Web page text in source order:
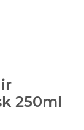
250ml